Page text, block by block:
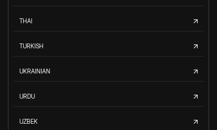
THAI
TURKISH
UKRAINIAN
URDU
UZBEK